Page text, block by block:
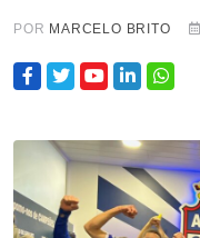
POR MARCELO BRITO